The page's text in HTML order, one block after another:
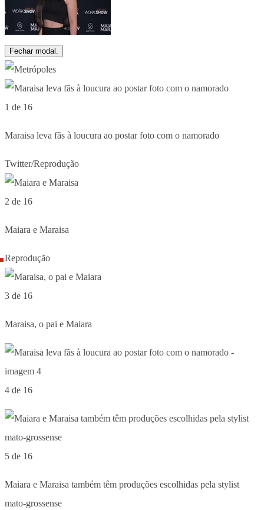
Fechar modal.
1 de 16
Maraisa leva fãs à loucura ao postar foto com o namorado
Twitter/Reprodução
2 de 16
Maiara e Maraisa
Reprodução
3 de 16
Maraisa, o pai e Maiara
4 de 16
5 de 16
Maiara e Maraisa também têm produções escolhidas pela stylist
mato-grossense